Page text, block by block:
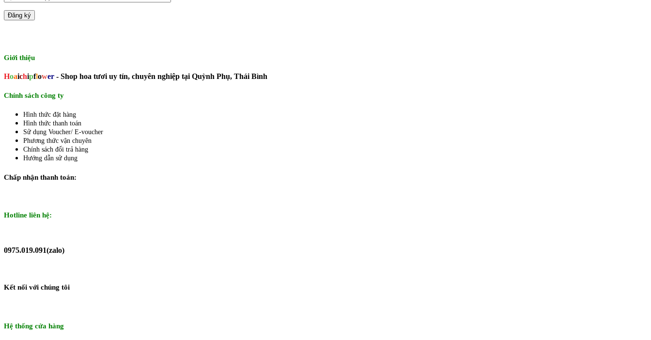
Giới thiệu
Hoaichipflower - Shop hoa tươi uy tín, chuyên nghiệp tại Quỳnh Phụ, Thái Bình
Chính sách công ty
Hình thức đặt hàng
Hình thức thanh toán
Sử dụng Voucher/ E-voucher
Phương thức vận chuyên
Chính sách đổi trả hàng
Hướng dẫn sử dụng
Chấp nhận thanh toán:
Hotline liên hệ:
0975.019.091(zalo)
Kết nối với chúng tôi
Hệ thống cửa hàng